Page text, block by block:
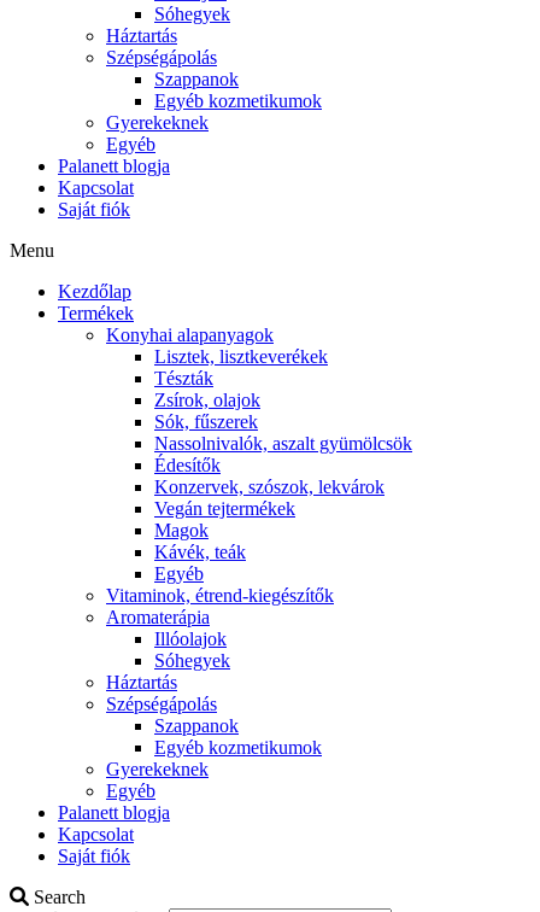
Sóhegyek
Háztartás
Szépségápolás
Szappanok
Egyéb kozmetikumok
Gyerekeknek
Egyéb
Palanett blogja
Kapcsolat
Saját fiók
Menu
Kezdőlap
Termékek
Konyhai alapanyagok
Lisztek, lisztkeverékek
Tészták
Zsírok, olajok
Sók, fűszerek
Nassolnivalók, aszalt gyümölcsök
Édesítők
Konzervek, szószok, lekvárok
Vegán tejtermékek
Magok
Kávék, teák
Egyéb
Vitaminok, étrend-kiegészítők
Aromaterápia
Illóolajok
Sóhegyek
Háztartás
Szépségápolás
Szappanok
Egyéb kozmetikumok
Gyerekeknek
Egyéb
Palanett blogja
Kapcsolat
Saját fiók
Search